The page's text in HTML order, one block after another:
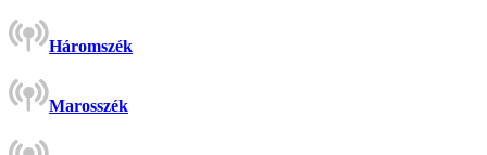
Háromszék
Marosszék